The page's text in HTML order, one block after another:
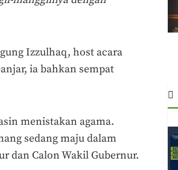
Izzulhaq, host acara
ia bahkan sempat
menistakan agama.
sedang maju dalam
dan Calon Wakil Gubernur.